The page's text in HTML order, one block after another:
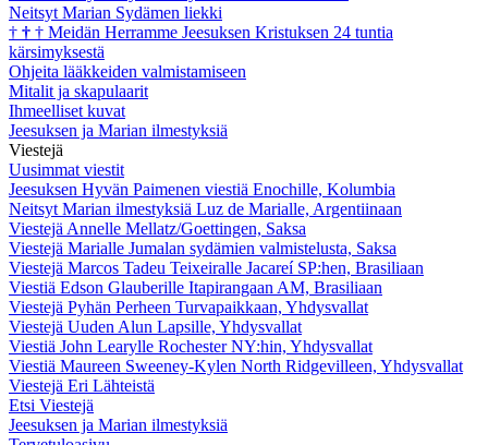
Neitsyt Marian Sydämen liekki
† † † Meidän Herramme Jeesuksen Kristuksen 24 tuntia
kärsimyksestä
Ohjeita lääkkeiden valmistamiseen
Mitalit ja skapulaarit
Ihmeelliset kuvat
Jeesuksen ja Marian ilmestyksiä
Viestejä
Uusimmat viestit
Jeesuksen Hyvän Paimenen viestiä Enochille, Kolumbia
Neitsyt Marian ilmestyksiä Luz de Marialle, Argentiinaan
Viestejä Annelle Mellatz/Goettingen, Saksa
Viestejä Marialle Jumalan sydämien valmistelusta, Saksa
Viestejä Marcos Tadeu Teixeiralle Jacareí SP:hen, Brasiliaan
Viestiä Edson Glauberille Itapirangaan AM, Brasiliaan
Viestejä Pyhän Perheen Turvapaikkaan, Yhdysvallat
Viestejä Uuden Alun Lapsille, Yhdysvallat
Viestiä John Learylle Rochester NY:hin, Yhdysvallat
Viestiä Maureen Sweeney-Kylen North Ridgevilleen, Yhdysvallat
Viestejä Eri Lähteistä
Etsi Viestejä
Jeesuksen ja Marian ilmestyksiä